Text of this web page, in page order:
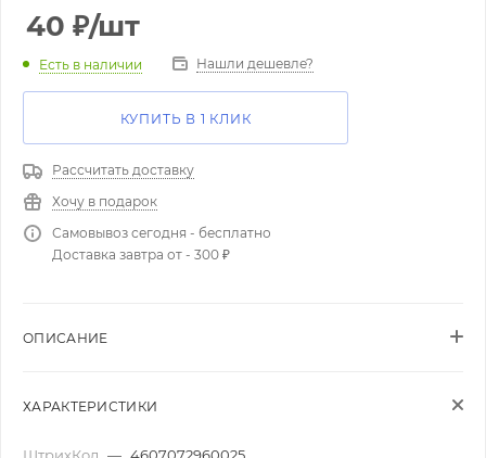
40 ₽/шт
Есть в наличии Нашли дешевле?
КУПИТЬ В 1 КЛИК
Рассчитать доставку
Хочу в подарок
Самовывоз сегодня - бесплатно
Доставка завтра от - 300 ₽
ОПИСАНИЕ
ХАРАКТЕРИСТИКИ